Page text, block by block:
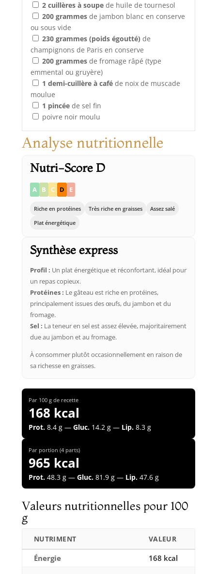
2 cuillères à soupede huile de tournesol
200 grammesde jambon blanc en conserve
ou sous vide
230 grammes (poids égoutté) de
champignons de Paris en conserve
200 grammesde fromage râpé (type
emmental ou gruyère)
1 demi-cuillère à caféde noix de muscade
moulue
1 pincéede sel fin
poivre noir moulu
Analyse nutritionnelle
Nutri-Score D
A B C D E
Riche en protéines Très riche en graisses
Assez salé
Plat énergétique
Synthèse express
Profil : Un plat énergétique et réconfortant, idéal pour
un repas copieux.
Protéines : Le gâteau est riche en protéines,
principalement issues des œufs, du jambon et du
fromage.
Sel : La teneur en sel est assez élevée, majoritairement
due au jambon et au fromage.
À consommer plutôt occasionnellement en raison de
sa richesse en graisses.
Par 100 g de recette
168 kcal
Prot.8.4 g — Gluc.14.2 g — Lip.8.3 g
Par portion (4 parts)
965 kcal
Prot.48.3 g — Gluc.81.9 g — Lip.47.6 g
Valeurs nutritionnelles pour 100
g
NUTRIMENT VALEUR
Énergie 168 kcal